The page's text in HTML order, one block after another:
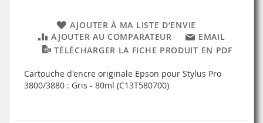
AJOUTER À MA LISTE D’ENVIE
AJOUTER AU COMPARATEUR
EMAIL
TÉLÉCHARGER LA FICHE PRODUIT EN PDF
Cartouche d'encre originale Epson pour Stylus Pro
3800/3880 : Gris - 80ml (C13T580700)